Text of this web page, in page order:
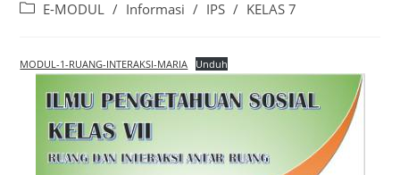
E-MODUL / Informasi / IPS / KELAS 7
MODUL-1-RUANG-INTERAKSI-MARIA Unduh